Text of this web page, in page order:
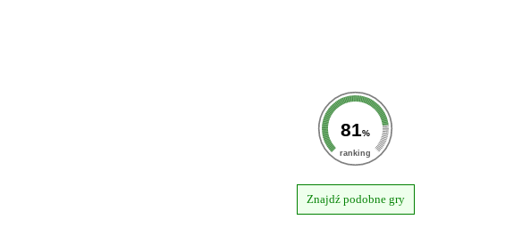
81%
ranking
Znajdź podobne gry